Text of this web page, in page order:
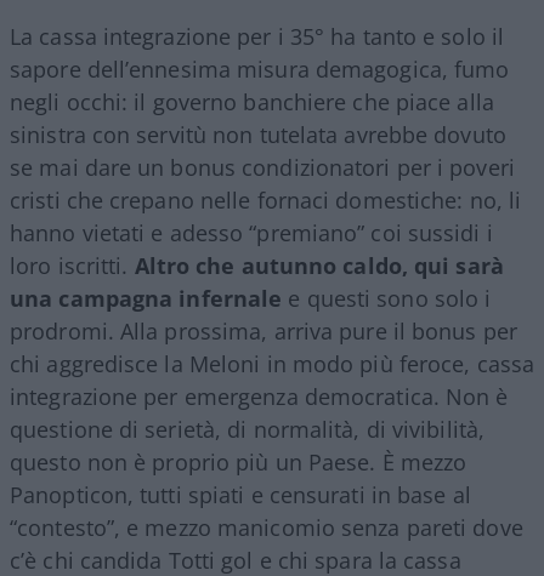
La cassa integrazione per i 35° ha tanto e solo il
sapore dell’ennesima misura demagogica, fumo
negli occhi: il governo banchiere che piace alla
sinistra con servitù non tutelata avrebbe dovuto
se mai dare un bonus condizionatori per i poveri
cristi che crepano nelle fornaci domestiche: no, li
hanno vietati e adesso “premiano” coi sussidi i
loro iscritti. Altro che autunno caldo, qui sarà
una campagna infernale e questi sono solo i
prodromi. Alla prossima, arriva pure il bonus per
chi aggredisce la Meloni in modo più feroce, cassa
integrazione per emergenza democratica. Non è
questione di serietà, di normalità, di vivibilità,
questo non è proprio più un Paese. È mezzo
Panopticon, tutti spiati e censurati in base al
“contesto”, e mezzo manicomio senza pareti dove
c’è chi candida Totti gol e chi spara la cassa